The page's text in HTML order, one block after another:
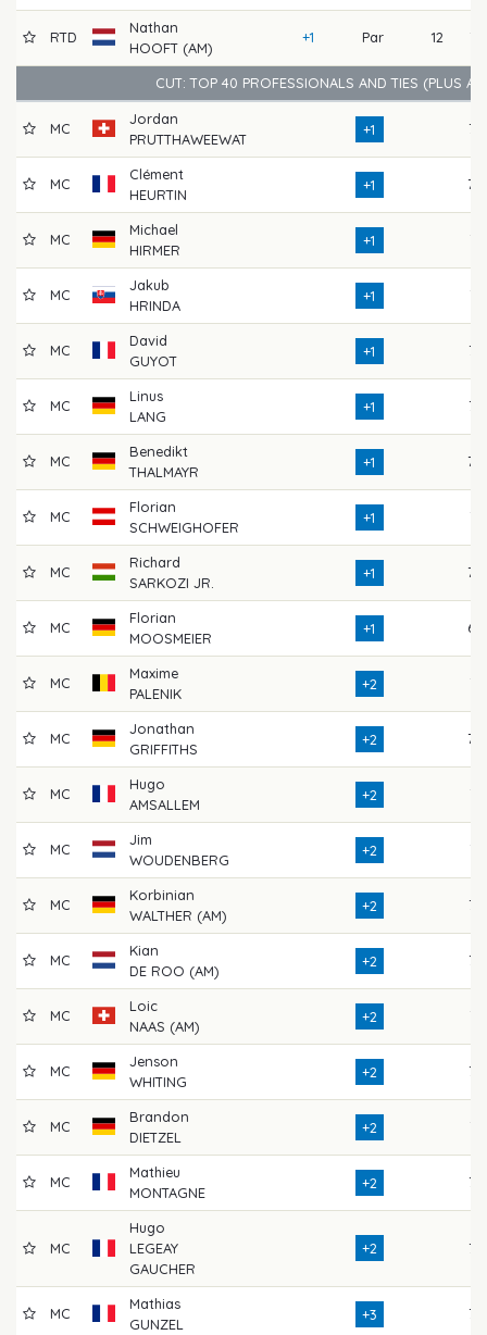
RTD
Nathan
HOOFT (AM)
+1 Par 12 71
CUT: TOP 40 PROFESSIONALS AND TIES (PLUS
MC
Jordan
PRUTTHAWEEWAT
+1 75
MC
Clément
HEURTIN
+1 70
MC
Michael
HIRMER
+1 74
MC
Jakub
HRINDA
+1 71
MC
David
GUYOT
+1 73
MC
Linus
LANG
+1 73
MC
Benedikt
THALMAYR
+1 70
MC
Florian
SCHWEIGHOFER
+1 71
MC
Richard
SARKOZI JR.
+1 70
MC
Florian
MOOSMEIER
+1 69
MC
Maxime
PALENIK
+2 71
MC
Jonathan
GRIFFITHS
+2 70
MC
Hugo
AMSALLEM
+2 74
MC
Jim
WOUDENBERG
+2 71
MC
Korbinian
WALTHER (AM)
+2 72
MC
Kian
DE ROO (AM)
+2 72
MC
Loic
NAAS (AM)
+2 74
MC
Jenson
WHITING
+2 73
MC
Brandon
DIETZEL
+2 74
MC
Mathieu
MONTAGNE
+2 75
MC
Hugo
LEGEAY
GAUCHER
+2 75
MC
Mathias
GUNZEL
+3 72